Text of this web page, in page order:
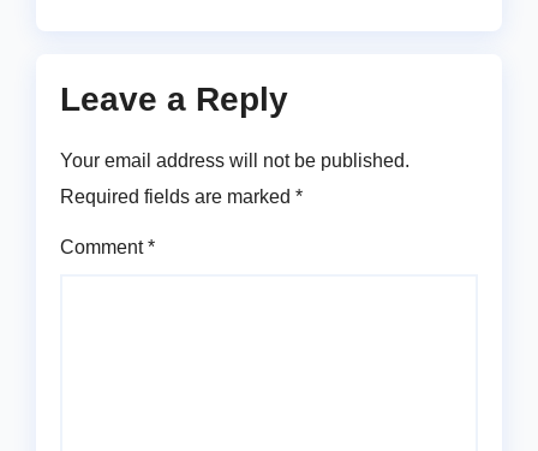
Leave a Reply
Your email address will not be published.
Required fields are marked *
Comment*